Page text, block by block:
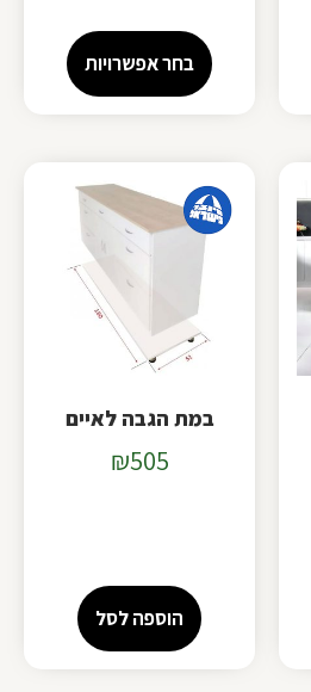
בחר אפשרויות
במת הגבה לאיים
₪505
הוספה לסל